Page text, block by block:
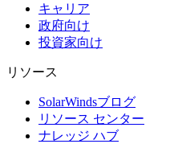
キャリア
政府向け
投資家向け
リソース
SolarWindsブログ
リソース センター
ナレッジ ハブ